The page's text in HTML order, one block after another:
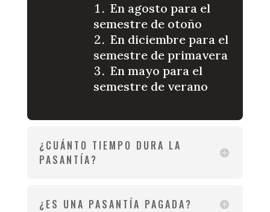
En agosto para el
semestre de otoño
En diciembre para el
semestre de primavera
En mayo para el
semestre de verano
¿CUÁNTO TIEMPO DURA LA
PASANTÍA?
¿ES UNA PASANTÍA PAGADA?